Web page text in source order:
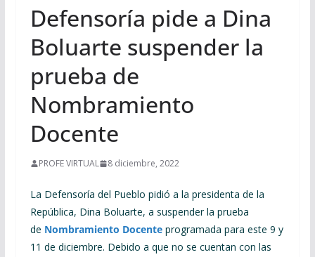
Defensoría pide a Dina
Boluarte suspender la
prueba de
Nombramiento
Docente
PROFE VIRTUAL 8 diciembre, 2022
La Defensoría del Pueblo pidió a la presidenta de la
República, Dina Boluarte, a suspender la prueba
de Nombramiento Docente programada para este 9 y
11 de diciembre. Debido a que no se cuentan con las